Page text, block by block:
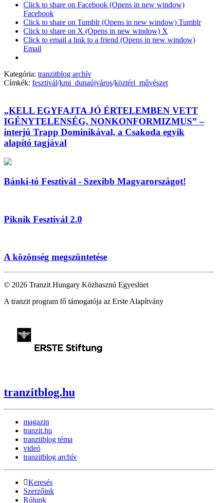
Click to share on Facebook (Opens in new window)
Facebook
Click to share on Tumblr (Opens in new window) Tumblr
Click to share on X (Opens in new window) X
Click to email a link to a friend (Opens in new window)
Email
Kategória: tranzitblog archív
Címkék: fesztivál/kmi_dunaújváros/köztéri_művészet
„KELL EGYFAJTA JÓ ÉRTELEMBEN VETT
IGÉNYTELENSÉG, NONKONFORMIZMUS” –
interjú Trapp Dominikával, a Csakoda egyik
alapító tagjával
Bánki-tó Fesztivál - Szexibb Magyarországot!
Piknik Fesztivál 2.0
A közönség megszüntetése
© 2026 Tranzit Hungary Közhasznú Egyeslüet
A tranzit program fő támogatója az Erste Alapítvány
tranzitblog.hu
magazin
tranzit.hu
tranztiblog téma
videó
tranzitblog archív
Keresés
Szerzőink
Rólunk